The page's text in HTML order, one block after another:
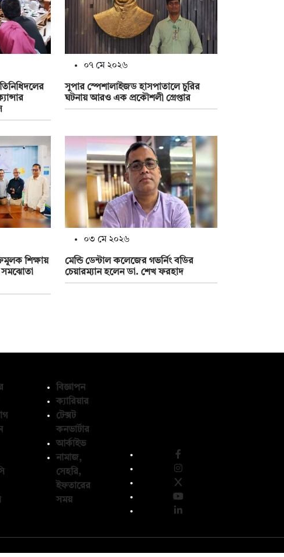
০৭ মে ২০২৬
সুপার স্পেশালাইজড হাসপাতালে চুরির
ঘটনায় আরও এক প্রকৌশলী গ্রেপ্তার
শিক্ষায়
সমঝোতা
০৩ মে ২০২৬
মেন্ডি ডেন্টাল কলেজের গভর্নিং বডির
চেয়ারম্যান হলেন ডা. শেখ ফরহাদ
বিজ্ঞাপন
ক্যারিয়ার
টেক্সট
কনভার্টার
আর্কাইভ
নামাজ,
সেহরি,
ইফতারের
সময়